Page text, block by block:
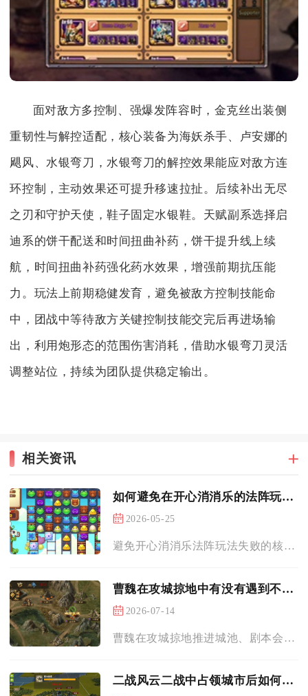
面对敌方多控制、强爆发阵容时，金克丝出装侧
重韧性与解控适配，核心装备为海妖杀手、卢安娜的
飓风、水银弯刀，水银弯刀的解控效果能应对敌方连
环控制，主动效果还可提升移速拉扯。后续补出无尽
之刃和守护天使，鞋子固定水银鞋。天赋副系选择启
迪系的饼干配送和时间扭曲补药，饼干提升线上续
航，时间扭曲补药强化药水效果，增强前期抗压能
力。玩法上前期稳健发育，避免被敌方控制技能命
中，团战中等待敌方关键控制技能交完后再进场输
出，利用炮形态的范围伤害消耗，借助水银弯刀灵活
调整站位，持续为团队提供稳定输出。
相关资讯
如何避免在开心消消乐的法阵玩法中的失败
2026-05-25
避免开心消消乐法阵玩法失败的核心，是把控法阵翻转周期、优先清...
曹魏在攻城掠地中有没有遇到不可预见的情况
2026-07-14
曹魏在攻城掠地推进城池、剧本会战、跨服国战的全流程中，一定会...
二战风云二战中占领城市后如何巩固领土